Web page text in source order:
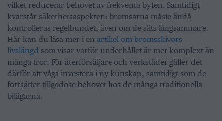
vilket reducerar behovet av frekventa byten. Samtidigt
kvarstår säkerhetsaspekten: bromsarna måste ändå
kontrolleras regelbundet, även om de slits långsammare.
Här kan du läsa mer i en artikel om bromsskivors
livslängd som visar varför underhållet är mer komplext än
många tror. För återförsäljare och verkstäder gäller det
därför att våga investera i ny kunskap, samtidigt som de
fortsätter tillgodose behovet hos de många traditionella
bilägarna.